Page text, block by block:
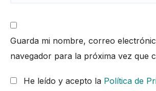
Guarda mi nombre, correo
navegador para la próxima vez que
He leído y acepto la Política de